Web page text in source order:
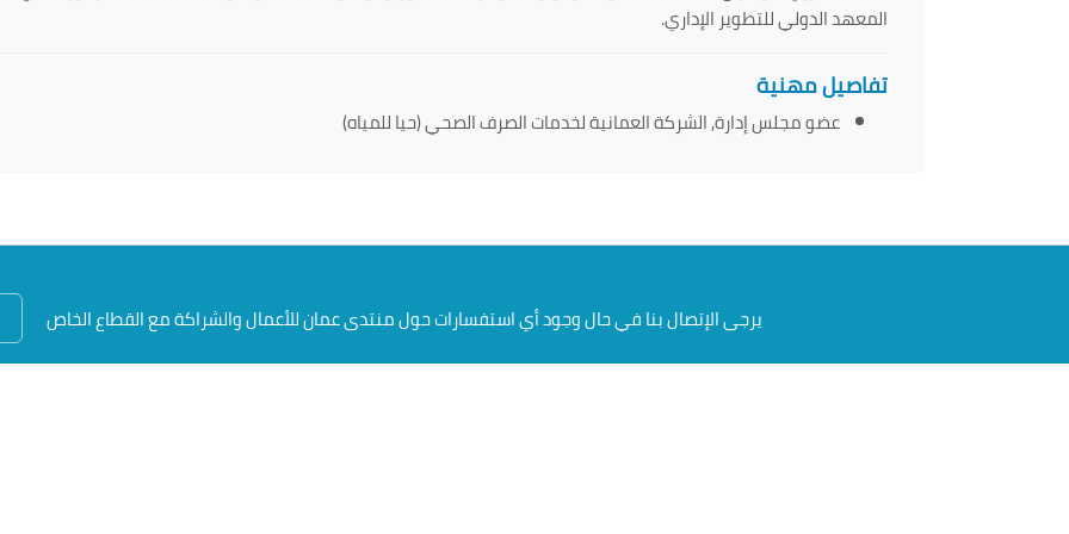
المعهد الدولي للتطوير الإداري.
تفاصيل مهنية
عضو مجلس إدارة, الشركة العمانية لخدمات الصرف الصحي (حيا للمياه)
يرجى الإتصال بنا في حال وجود أي استفسارات حول منتدى عمان للأعمال والشراكة مع القطاع الخاص